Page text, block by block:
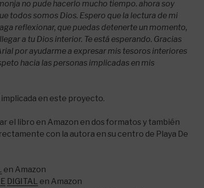
no pude hacerlo mucho tiempo. ahora soy
todos somos Dios. Espero que la lectura de mi
reflexionar, que puedas detenerte un momento,
a tu Dios interior. Te está esperando. Gracias
por ayudarme a expresar mis tesoros interiores
hacia las personas implicadas en mis
en este proyecto.
el libro en Amazon en dos formatos y también
con la autora en su centro de Playa De
en Amazon
DIGITAL en Amazon